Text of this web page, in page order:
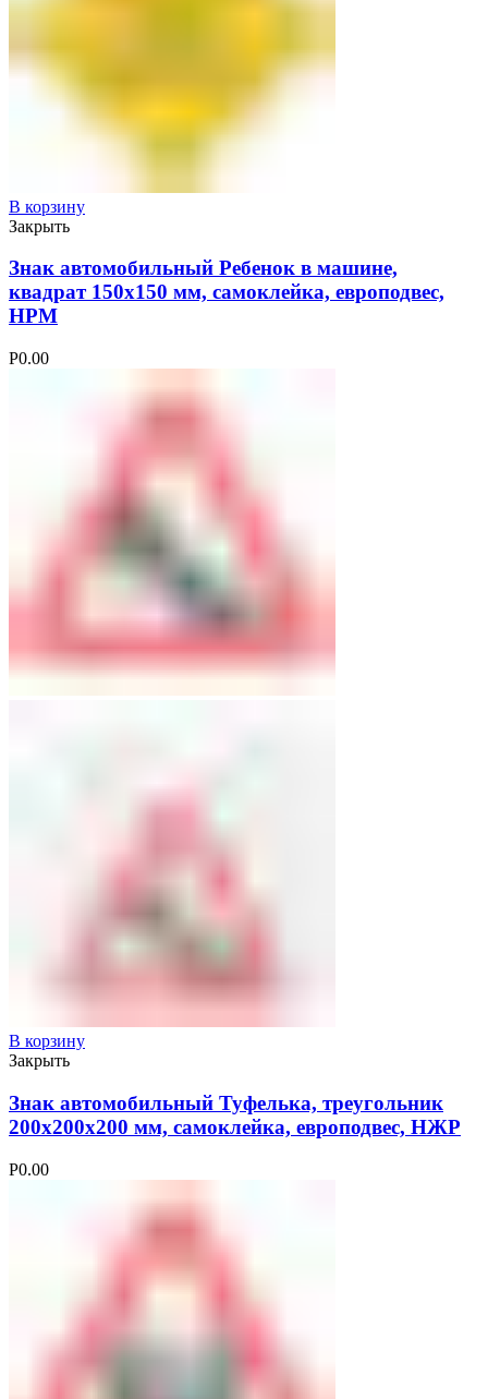
В корзину
Закрыть
Знак автомобильный Ребенок в машине,
квадрат 150х150 мм, самоклейка, европодвес,
НРМ
Р0.00
В корзину
Закрыть
Знак автомобильный Туфелька, треугольник
200х200х200 мм, самоклейка, европодвес, НЖР
Р0.00